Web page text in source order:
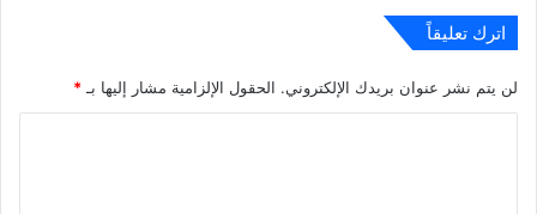
اترك تعليقاً
لن يتم نشر عنوان بريدك الإلكتروني. الحقول الإلزامية مشار إليها بـ*